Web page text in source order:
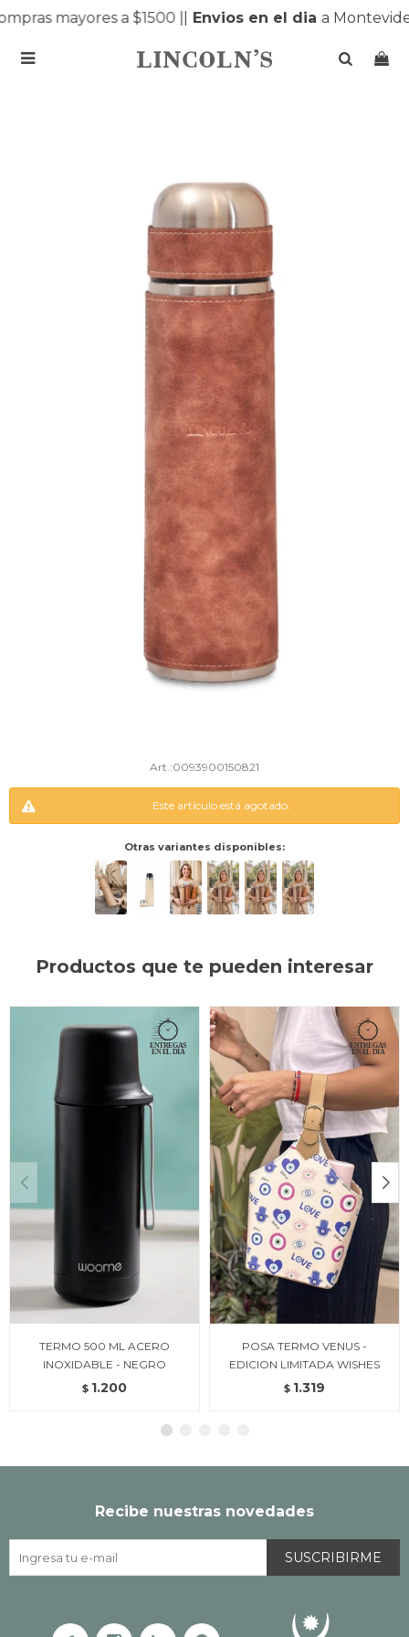
mayores a $1500 || Envios en el diaa

0093900150821
Este artículo está agotado.
Otras variantes disponibles:
Productos que te pueden interesar
TERMO 500 ML ACERO
INOXIDABLE - NEGRO
$ 1.200
POSA TERMO VENUS -
EDICION LIMITADA WISHES
$ 1.319
Recibe nuestras novedades
SUSCRIBIRME